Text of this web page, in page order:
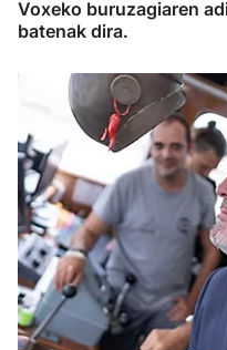
Voxeko buruzagiaren
batenak dira.